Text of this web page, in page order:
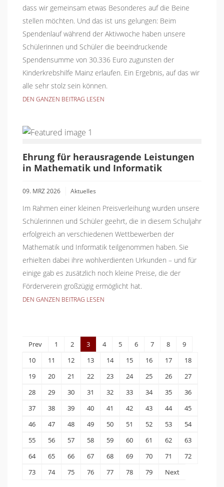
dass wir gemeinsam etwas Besonderes auf die Beine
stellen möchten. Und das ist uns gelungen: Beim
Spendenlauf während der Aktivwoche haben unsere
Schülerinnen und Schüler die beeindruckende
Spendensumme von 30.336 Euro zugunsten der
Kinderkrebshilfe Mainz erlaufen. Ein Ergebnis, auf das wir
alle sehr stolz sein können.
DEN GANZEN BEITRAG LESEN
Ehrung für herausragende Leistungen
in Mathematik und Informatik
09. MRZ 2026 Aktuelles
Im Rahmen einer kleinen Preisverleihung wurden unsere
Schülerinnen und Schüler geehrt, die in diesem Schuljahr
erfolgreich an verschiedenen Wettbewerben der
Mathematik und Informatik teilgenommen haben. Sie
erhielten dabei ihre wohlverdienten Urkunden – und für
einige gab es zusätzlich noch kleine Preise, die der
Förderverein großzügig ermöglicht hat.
DEN GANZEN BEITRAG LESEN
Prev 1 2 3 4 5 6 7 8
9
10
11 12 13 14 15 16 17
18
19
20 21 22 23 24 25 26
27
28
29 30 31 32 33 34 35
36
37
38 39 40 41 42 43 44
45
46
47 48 49 50 51 52 53
54
55
56 57 58 59 60 61 62
63
64
65 66 67 68 69 70 71
72
73
74 75 76 77 78 79 Next